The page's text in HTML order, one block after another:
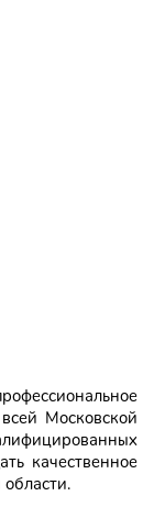
Московской
качественное